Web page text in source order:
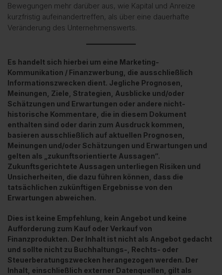
Bewegungen mehr darüber aus, wie Kapital und Anreize
kurzfristig aufeinandertreffen, als über eine dauerhafte
Veränderung des Unternehmenswerts.
Es handelt sich hierbei um eine Marketing-
Kommunikation / Finanzwerbung, die ausschließlich
Informationszwecken dient. Jegliche Prognosen,
Meinungen, Ziele, Strategien, Ausblicke und/oder
Schätzungen und Erwartungen oder andere nicht-
historische Kommentare, die in diesem Dokument
enthalten sind oder darin zum Ausdruck kommen,
basieren ausschließlich auf aktuellen Prognosen,
Meinungen und/oder Schätzungen und Erwartungen und
gelten als „zukunftsorientierte Aussagen“.
Zukunftsgerichtete Aussagen unterliegen Risiken und
Unsicherheiten, die dazu führen können, dass die
tatsächlichen zukünftigen Ergebnisse von den
Erwartungen abweichen.
Dies ist keine Empfehlung, kein Angebot und keine
Aufforderung zum Kauf oder Verkauf von
Finanzprodukten. Der Inhalt ist nicht als Angebot gedacht
und sollte nicht zu Buchhaltungs-, Rechts- oder
Steuerberatungszwecken herangezogen werden. Der
Inhalt, einschließlich externer Datenquellen, gilt als